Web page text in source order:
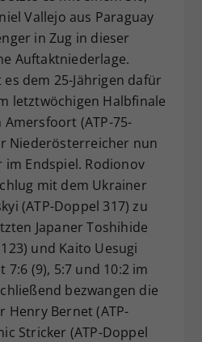
Vallejo aus Paraguay
in Zug in dieser
Auftaktniederlage.
dem 25-Jährigen dafür
letztwöchigen Halbfinale
(ATP-75-
Niederösterreicher nun
im Endspiel. Rodionov
mit dem Ukrainer
(ATP-Doppel 317) zu
Japaner Toshihide
und Kaito Uesugi
7:6 (9), 5:7 und 10:2 im
bezwangen die
Henry Bernet (ATP-
Stricker (ATP-Doppel
speichert Ihre Consent-
Unter anderem eine
ID, für die
Speicherung Ihrer
Einstellungen, falls der
Betreiber dies eingestellt